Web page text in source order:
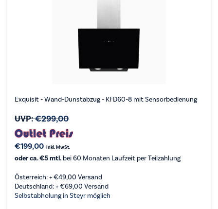
Exquisit - Wand-Dunstabzug - KFD60-8 mit Sensorbedienung
UVP:€299,00
€199,00 inkl. MwSt.
oder ca. €5 mtl. bei 60 Monaten Laufzeit per Teilzahlung
Österreich: +€49,00 Versand
Deutschland: +€69,00 Versand
Selbstabholung in Steyr möglich